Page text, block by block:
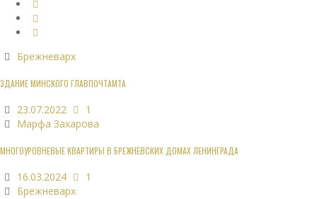
Брежневарх
ЗДАНИЕ МИНСКОГО ГЛАВПОЧТАМТА
23.07.2022
1
Марфа Захарова
МНОГОУРОВНЕВЫЕ КВАРТИРЫ В БРЕЖНЕВСКИХ ДОМАХ ЛЕНИНГРАДА
16.03.2024
1
Брежневарх